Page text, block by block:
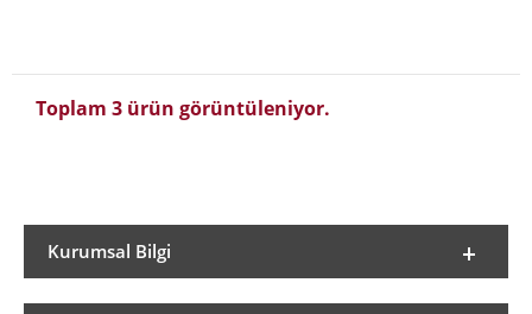
Toplam 3 ürün görüntüleniyor.
Kurumsal Bilgi